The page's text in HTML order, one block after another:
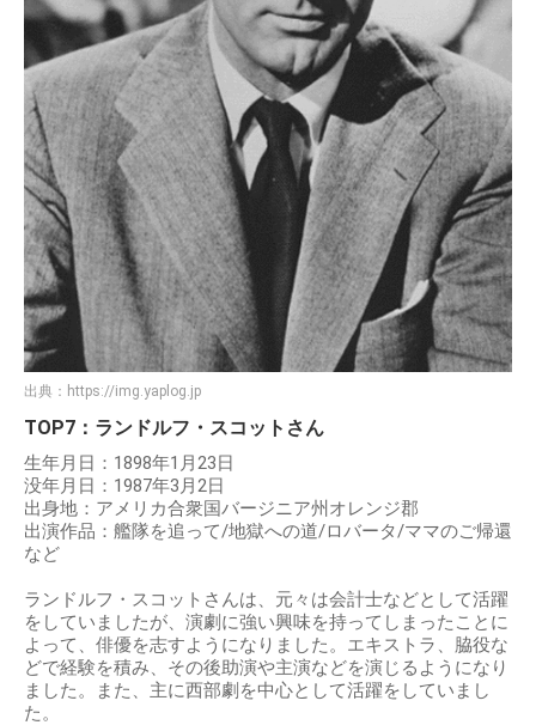
出典： https://img.yaplog.jp
TOP7：ランドルフ・スコットさん
生年月日：1898年1月23日
没年月日：1987年3月2日
出身地：アメリカ合衆国バージニア州オレンジ郡
出演作品：艦隊を追って/地獄への道/ロバータ/ママのご帰還
など
ランドルフ・スコットさんは、元々は会計士などとして活躍
をしていましたが、演劇に強い興味を持ってしまったことに
よって、俳優を志すようになりました。エキストラ、脇役な
どで経験を積み、その後助演や主演などを演じるようになり
ました。また、主に西部劇を中心として活躍をしていまし
た。